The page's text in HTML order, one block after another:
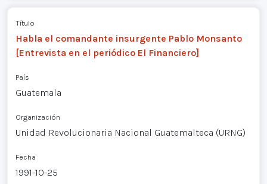
Título
Habla el comandante insurgente Pablo Monsanto
[Entrevista en el periódico El Financiero]
País
Guatemala
Organización
Unidad Revolucionaria Nacional Guatemalteca (URNG)
Fecha
1991-10-25